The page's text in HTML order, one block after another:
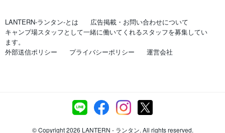
LANTERN-ランタン-とは
広告掲載・お問い合わせについて
キャンプ場スタッフとして一緒に働いてくれるスタッフを募集してい
ます。
外部送信ポリシー
プライバシーポリシー 運営会社
© Copyright 2026 LANTERN - ランタン. All rights reserved.